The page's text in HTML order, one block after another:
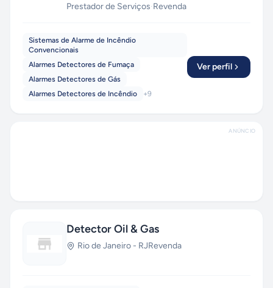
Prestador de Serviços·Revenda
Sistemas de Alarme de Incêndio
Convencionais
Alarmes Detectores de Fumaça
Alarmes Detectores de Gás
Alarmes Detectores de Incêndio
+9
Ver perfil
ANÚNCIO
Detector Oil & Gas
Rio de Janeiro - RJRevenda